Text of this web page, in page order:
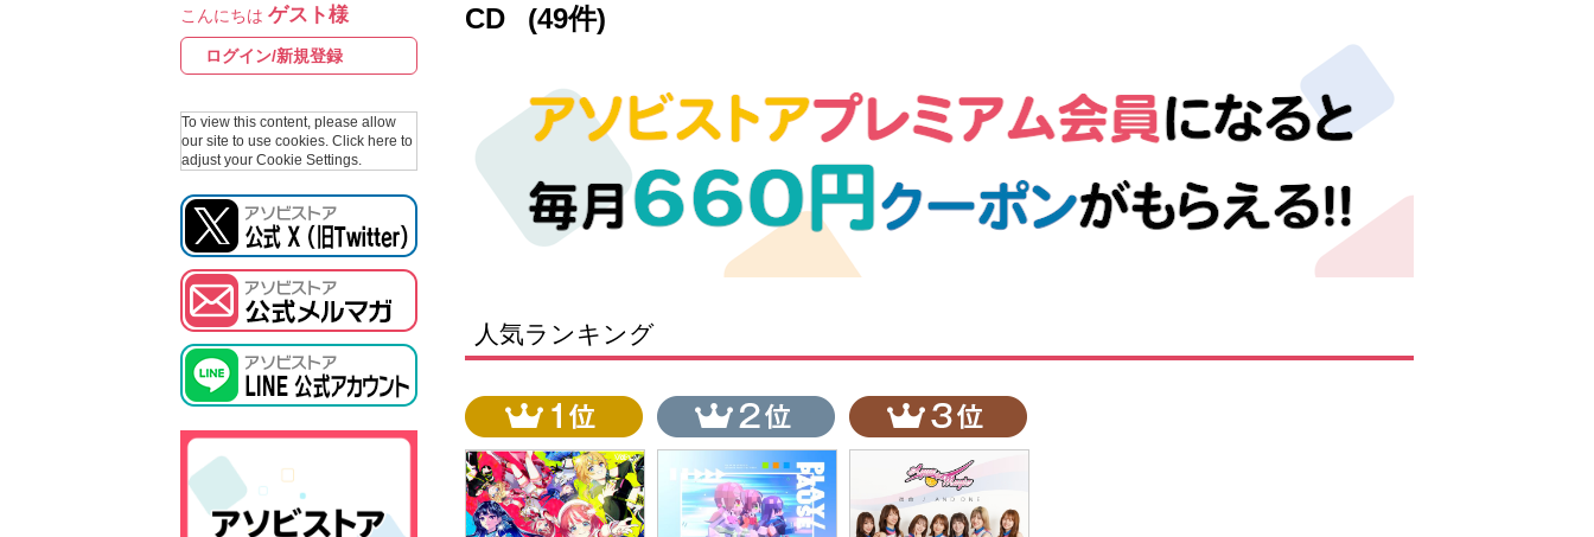
CD / Blu-ray
プロジェクトアイマス ヴイアライヴ
テイルズ オブ シリーズ
スサノオマジック
ドラゴンボール
こんにちは ゲスト様
ログイン/新規登録
To view this content, please allow
our site to use cookies. Click here to
adjust your Cookie Settings.
CD (49件)
人気ランキング